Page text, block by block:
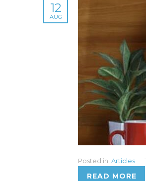
12
AUG
Posted in: Articles
READ MORE